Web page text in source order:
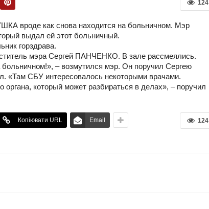
124
вроде как снова находится на больничном. Мэр
выдал ей этот больничный.
горздрава.
мэра Сергей ПАНЧЕНКО. В зале рассмеялись.
– возмутился мэр. Он поручил Сергею
«Там СБУ интересовалось некоторыми врачами.
органа, который может разбираться в делах», – поручил
124
Копіювати URL Email